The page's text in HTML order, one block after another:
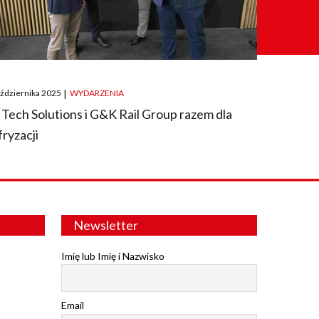
2025 | WYDARZENIA
Tech Solutions i G&K Rail Group razem dla
Newsletter
Imię lub Imię i Nazwisko
Email